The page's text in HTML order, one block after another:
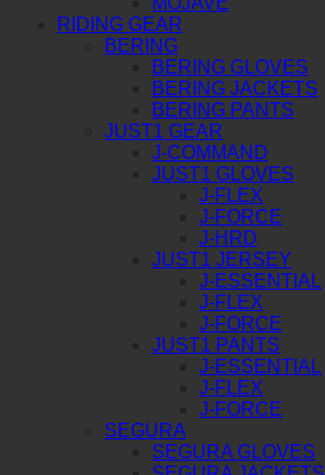
RIDING GEAR
BERING
BERING GLOVES
BERING JACKETS
BERING PANTS
JUST1 GEAR
J-COMMAND
JUST1 GLOVES
J-FLEX
J-FORCE
J-HRD
JUST1 JERSEY
J-ESSENTIAL
J-FLEX
J-FORCE
JUST1 PANTS
J-ESSENTIAL
J-FLEX
J-FORCE
SEGURA
SEGURA GLOVES